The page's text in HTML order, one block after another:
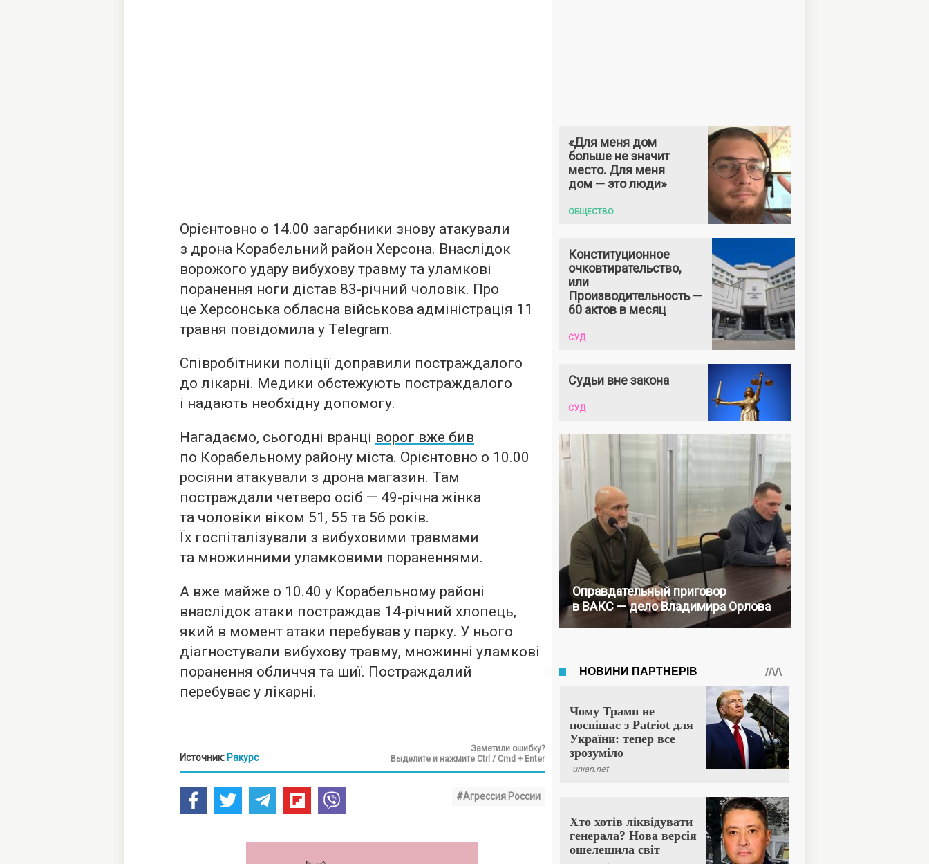
Орієнтовно о 14.00 загарбники знову атакували
з дрона Корабельний район Херсона. Внаслідок
ворожого удару вибухову травму та уламкові
поранення ноги дістав 83-річний чоловік. Про
це Херсонська обласна військова адміністрація 11
травня повідомила у Telegram.
Співробітники поліції доправили постраждалого
до лікарні. Медики обстежують постраждалого
і надають необхідну допомогу.
Нагадаємо, сьогодні вранці ворог вже бив
по Корабельному району міста. Орієнтовно о 10.00
росіяни атакували з дрона магазин. Там
постраждали четверо осіб — 49-річна жінка
та чоловіки віком 51, 55 та 56 років.
Їх госпіталізували з вибуховими травмами
та множинними уламковими пораненнями.
А вже майже о 10.40 у Корабельному районі
внаслідок атаки постраждав 14-річний хлопець,
який в момент атаки перебував у парку. У нього
діагностували вибухову травму, множинні уламкові
поранення обличчя та шиї. Постраждалий
перебуває у лікарні.
Источник: Ракурс
Заметили ошибку?
Выделите и нажмите Ctrl / Cmd + Enter
#Агрессия России
«Для меня дом
больше не значит
место. Для меня
дом — это люди»
ОБЩЕСТВО
Конституционное
очковтирательство,
или
Производительность —
60 актов в месяц
СУД
Судьи вне закона
СУД
Оправдательный приговор
в ВАКС — дело Владимира Орлова